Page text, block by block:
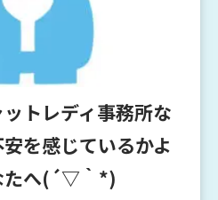
トレディ事務所な
を感じているかよ
たへ(´▽｀*)